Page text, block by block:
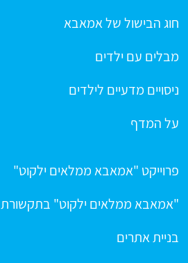
חוג הבישול של אמאבא
מבלים עם ילדים
ניסויים מדעיים לילדים
על המדף
פרוייקט "אמאבא ממלאים ילקוט"
"אמאבא ממלאים ילקוט" בתקשורת
בניית אתרים